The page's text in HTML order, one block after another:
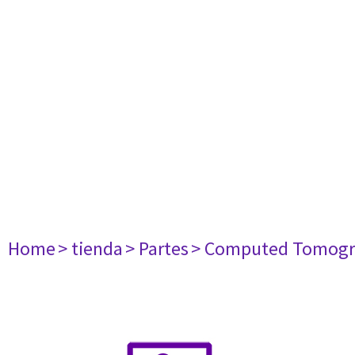
Home> tienda> Partes> Computed